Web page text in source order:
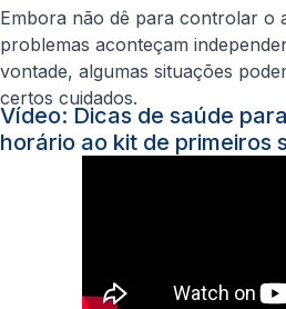
Embora não dê para controlar o
problemas aconteçam
vontade, algumas situações
certos cuidados.
Vídeo: Dicas de saúde
horário ao kit de primeiros